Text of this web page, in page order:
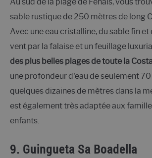
Au sud de la plage de Fenals, vous
sable rustique de 250 mètres de long
Avec une eau cristalline, du sable fin et
vent par la falaise et un feuillage
des plus belles plages de toute la
une profondeur d'eau de seulement
quelques dizaines de mètres dans la
est également très adaptée aux
enfants.
9. Guingueta Sa Boadella